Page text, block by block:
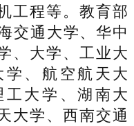
工程等。教育部
交通大学、华中
、大学、工业大
、航空航天大
大学、湖南大
大学、西南交通